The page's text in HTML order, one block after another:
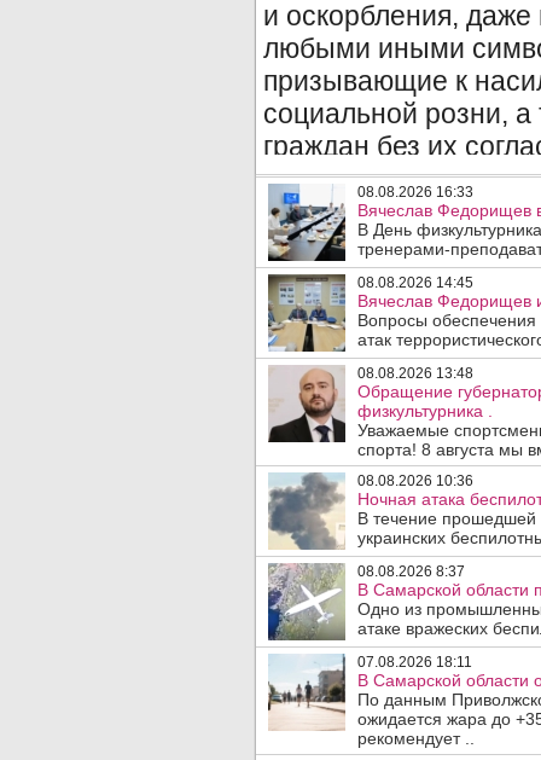
08.08.2026 16:33
Вячеслав Федорищев
В День
тренерами-
08.08.2026 14:45
Вячеслав Федорищев
Вопросы обеспечения
атак
08.08.2026 13:48
Обращение
физкультурника .
Уважаемые
спорта! 8 августа мы
08.08.2026 10:36
Ночная атака
В течение
украинских
08.08.2026 8:37
В Самарской области
Одно из
атаке вражеских
07.08.2026 18:11
В Самарской области
По данным
ожидается жара до
рекомендует ..